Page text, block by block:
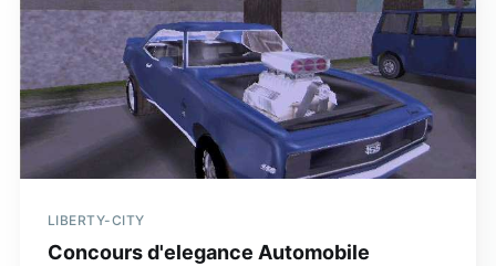
LIBERTY-CITY
Concours d'elegance Automobile